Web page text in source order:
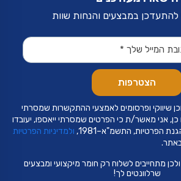
להתעדכן במבצעים והנחות שוות
שיווקי ופרסומים לאמצעי ההתקשרות שמסרתי
אני מאשר/ת כי הפרטים שמסרתי ייאספו, יעובדו
הפרטיות, התשמ"א–1981,
ולמדיניות הפרטיות
מתחייבים לשלוח רק חומר מיקצועי ומבצעים
שרלוונטים לך!